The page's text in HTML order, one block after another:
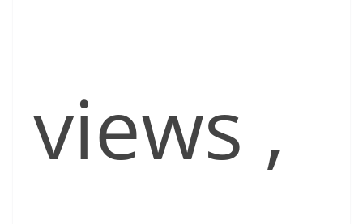
views ,